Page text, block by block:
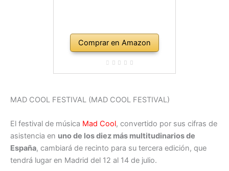
Comprar en Amazon
MAD COOL FESTIVAL (MAD COOL FESTIVAL)
El festival de música Mad Cool, convertido por sus cifras de
asistencia en uno de los diez más multitudinarios de
España, cambiará de recinto para su tercera edición, que
tendrá lugar en Madrid del 12 al 14 de julio.